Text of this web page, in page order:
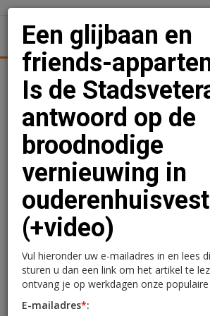
Achtergronden
Een glijbaan en
appartementen:
Stadsveteraan het
antwoord op de
broodnodige
in
(+video)
Een glijbaan en
friends-
Is de
antwoord op de
broodnodige
vernieuwing in
(+video)
Vul hieronder uw e-mailadres in en lees
sturen u dan een link om het artikel te
ontvang je op werkdagen onze
E-mailadres*: